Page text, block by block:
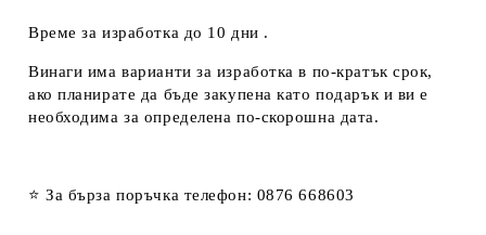
Време за изработка до 10 дни .
Винаги има варианти за изработка в по-кратък срок,
ако планирате да бъде закупена като подарък и ви е
необходима за определена по-скорошна дата.
⭐ За бърза поръчка телефон: 0876 668603